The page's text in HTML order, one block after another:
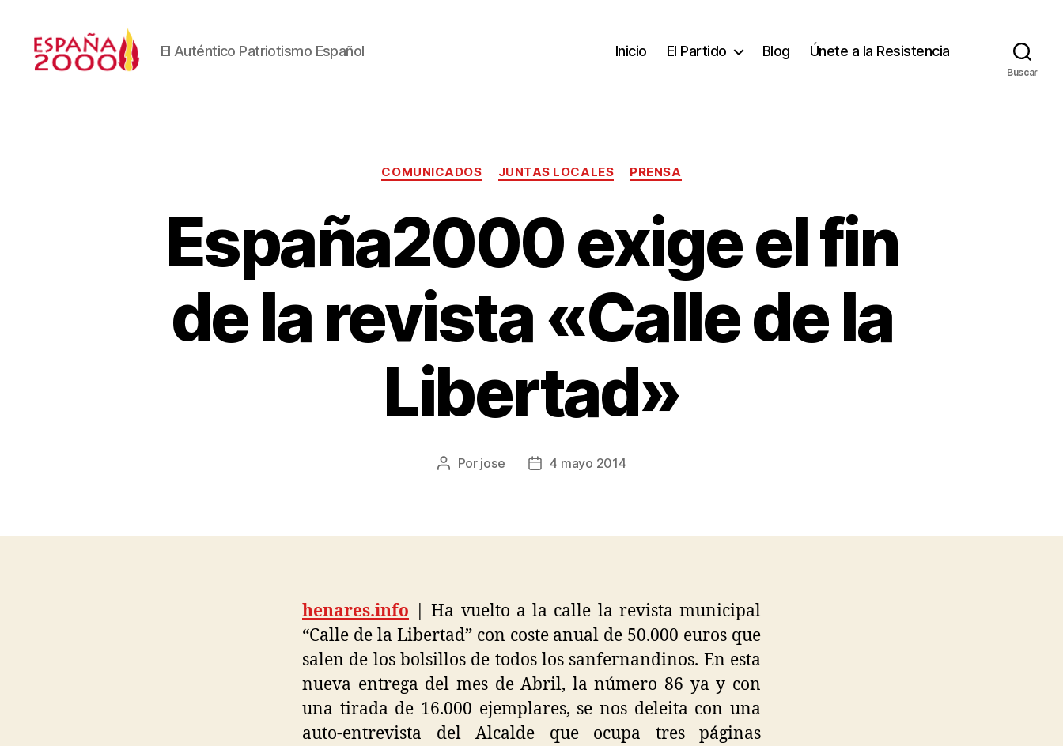
El Auténtico Patriotismo Español Inicio El Partido Blog Únete a la Resistencia
Buscar
COMUNICADOS JUNTAS LOCALES PRENSA
España2000 exige el fin
de la revista «Calle de la
Libertad»
Por jose 4 mayo 2014
henares.info | Ha vuelto a la calle la revista municipal
“Calle de la Libertad” con coste anual de 50.000 euros que
salen de los bolsillos de todos los sanfernandinos. En esta
nueva entrega del mes de Abril, la número 86 ya y con
una tirada de 16.000 ejemplares, se nos deleita con una
auto-entrevista del Alcalde que ocupa tres páginas